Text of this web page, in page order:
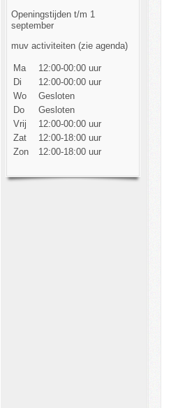
Openingstijden t/m 1
september
muv activiteiten (zie agenda)
Ma
12:00-00:00 uur
Di
12:00-00:00 uur
Wo
Gesloten
Do
Gesloten
Vrij
12:00-00:00 uur
Zat
12:00-18:00 uur
Zon
12:00-18:00 uur